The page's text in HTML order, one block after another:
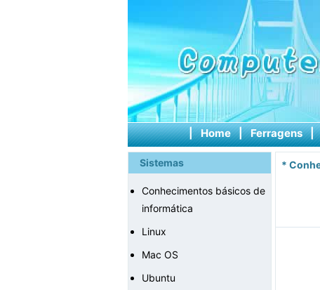
| Home | Ferragens |
Sistemas
Conhecimentos básicos de
informática
Linux
Mac OS
Ubuntu
*